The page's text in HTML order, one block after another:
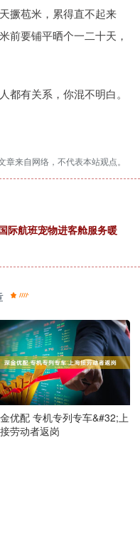
撅苞米，累得直不起来
前要铺平晒个一二十天，
都有关系，你混不明白。
章来自网络，不代表本站观点。
际航班宠物进客舱服务暖
优配 专机专列专车&#32;上
劳动者返岗